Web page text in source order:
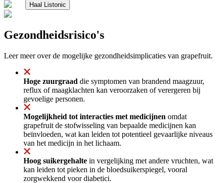
Haal Listonic
Gezondheidsrisico's
Leer meer over de mogelijke gezondheidsimplicaties van grapefruit.
Hoge zuurgraad die symptomen van brandend maagzuur,
reflux of maagklachten kan veroorzaken of verergeren bij
gevoelige personen.
Mogelijkheid tot interacties met medicijnen omdat
grapefruit de stofwisseling van bepaalde medicijnen kan
beïnvloeden, wat kan leiden tot potentieel gevaarlijke niveaus
van het medicijn in het lichaam.
Hoog suikergehalte in vergelijking met andere vruchten, wat
kan leiden tot pieken in de bloedsuikerspiegel, vooral
zorgwekkend voor diabetici.